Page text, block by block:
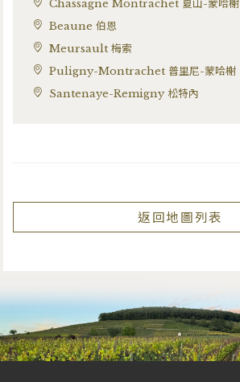
Chassagne Montrachet 夏山-蒙哈榭
Beaune 伯恩
Meursault 梅索
Puligny-Montrachet 普里尼-蒙哈榭
Santenaye-Remigny 松特內
返回地圖列表